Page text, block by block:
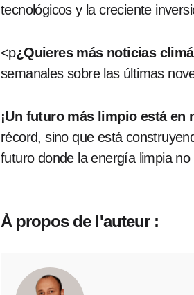
tecnológicos y la creciente
<p¿Quieres más noticias
semanales sobre las últimas
¡Un futuro más limpio está en
récord, sino que está
futuro donde la energía limpia
À propos de l'auteur :